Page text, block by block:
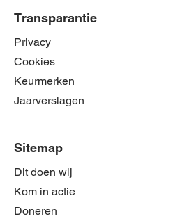
Transparantie
Privacy
Cookies
Keurmerken
Jaarverslagen
Sitemap
Dit doen wij
Kom in actie
Doneren